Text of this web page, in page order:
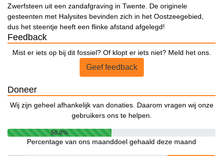
Zwerfsteen uit een zandafgraving in Twente. De originele
gesteenten met Halysites bevinden zich in het Oostzeegebied,
dus het steentje heeft een flinke afstand afgelegd!
Feedback
Mist er iets op bij dit fossiel? Of klopt er iets niet? Meld het ons.
Geef feedback
Doneer
Wij zijn geheel afhankelijk van donaties. Daarom vragen wij onze
gebruikers ons te helpen.
50.0%
Percentage van ons maanddoel gehaald deze maand